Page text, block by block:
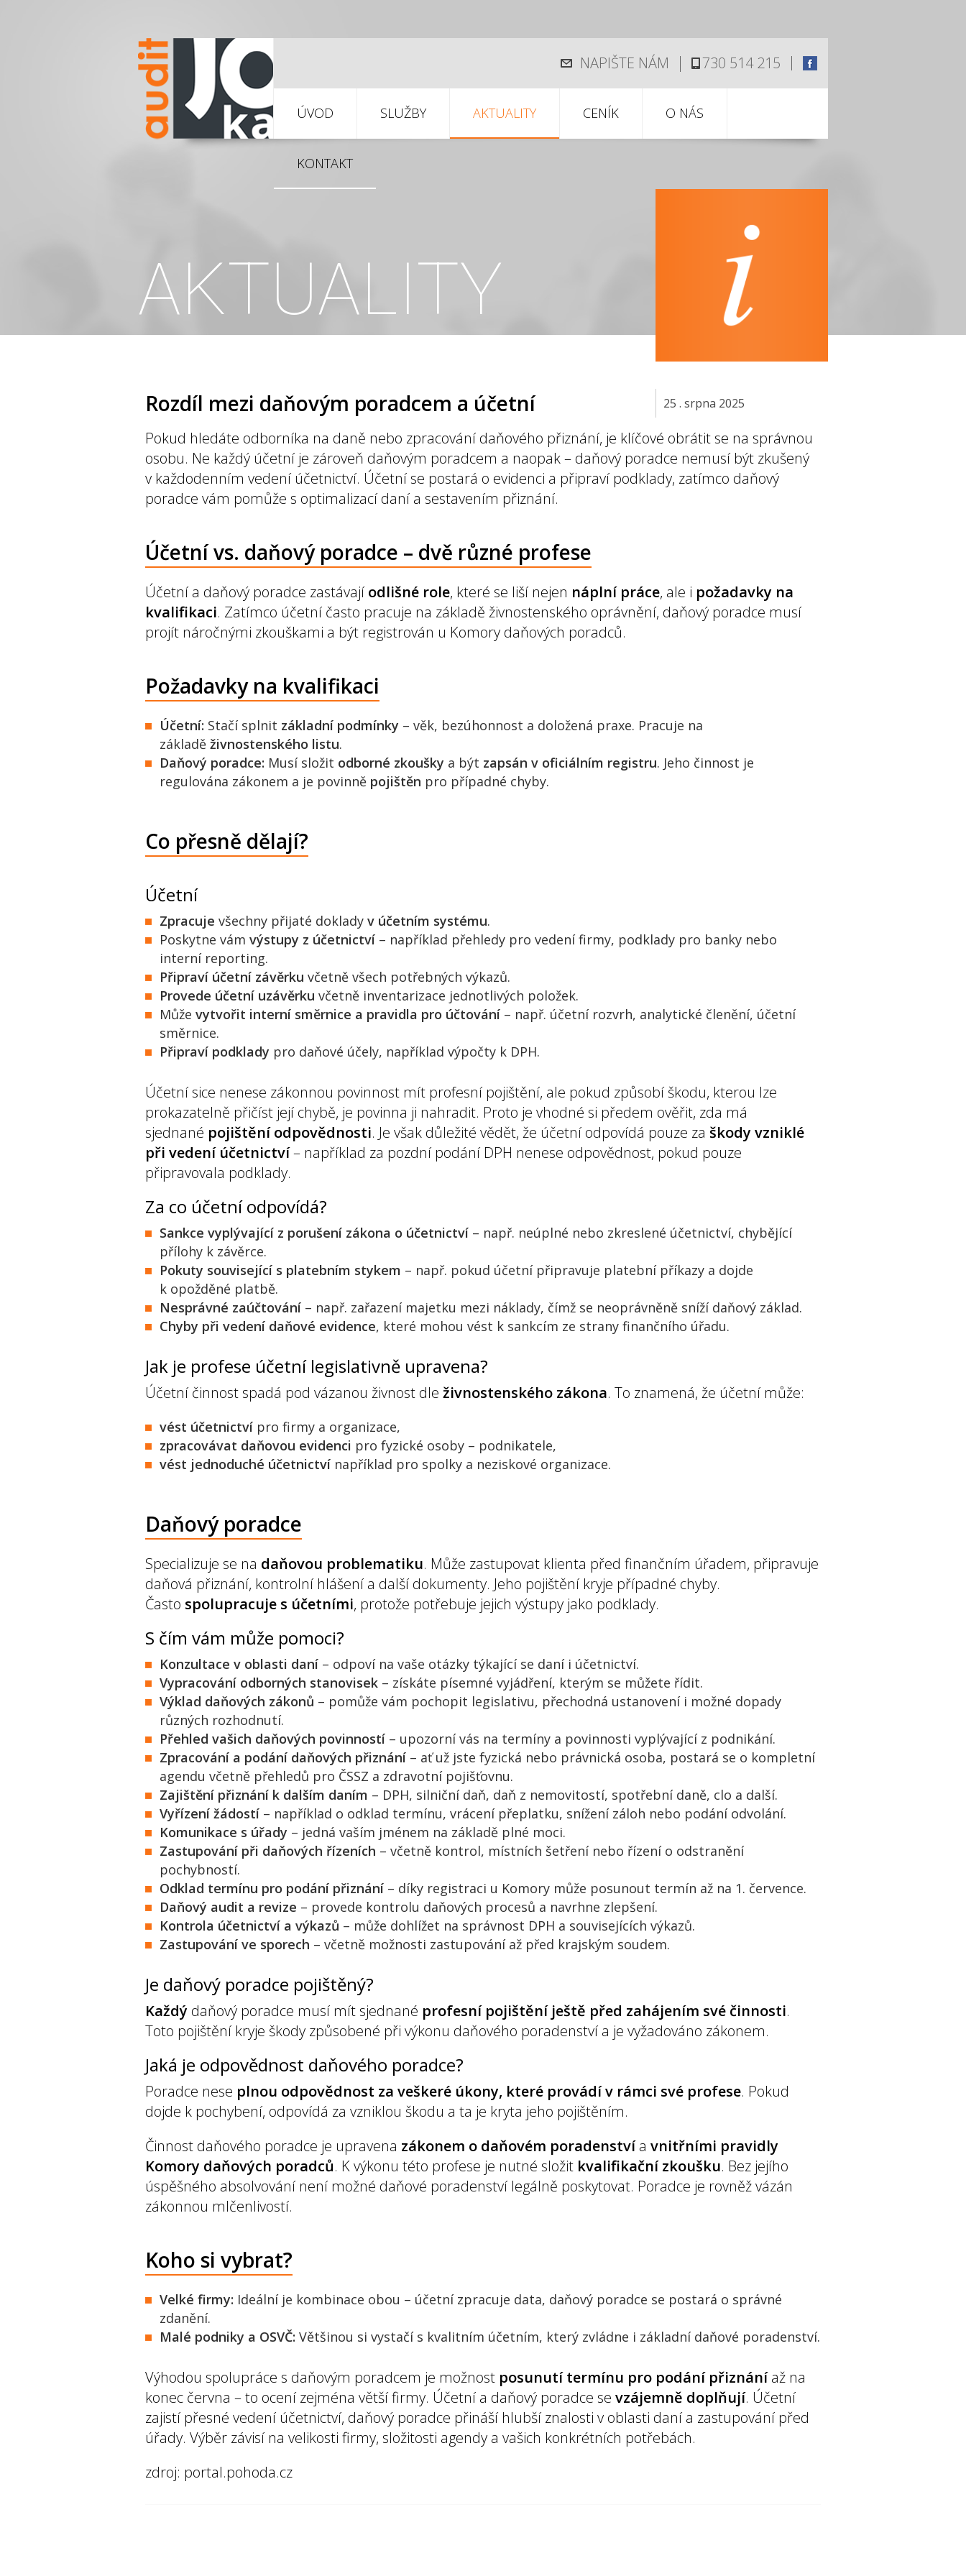
NAPIŠTE NÁM 730 514 215
ÚVOD SLUŽBY AKTUALITY CENÍK O NÁS
KONTAKT
AKTUALITY
Rozdíl mezi daňovým poradcem a účetní 25 . srpna 2025
Pokud hledáte odborníka na daně nebo zpracování daňového přiznání, je klíčové obrátit se na správnou
osobu. Ne každý účetní je zároveň daňovým poradcem a naopak – daňový poradce nemusí být zkušený
v každodenním vedení účetnictví. Účetní se postará o evidenci a připraví podklady, zatímco daňový
poradce vám pomůže s optimalizací daní a sestavením přiznání.
Účetní vs. daňový poradce – dvě různé profese
Účetní a daňový poradce zastávají odlišné role, které se liší nejen náplní práce, ale i požadavky na
kvalifikaci. Zatímco účetní často pracuje na základě živnostenského oprávnění, daňový poradce musí
projít náročnými zkouškami a být registrován u Komory daňových poradců.
Požadavky na kvalifikaci
Účetní: Stačí splnit základní podmínky – věk, bezúhonnost a doložená praxe. Pracuje na
základě živnostenského listu.
Daňový poradce: Musí složit odborné zkoušky a být zapsán v oficiálním registru. Jeho činnost je
regulována zákonem a je povinně pojištěn pro případné chyby.
Co přesně dělají?
Účetní
Zpracuje všechny přijaté doklady v účetním systému.
Poskytne vám výstupy z účetnictví – například přehledy pro vedení firmy, podklady pro banky nebo
interní reporting.
Připraví účetní závěrku včetně všech potřebných výkazů.
Provede účetní uzávěrku včetně inventarizace jednotlivých položek.
Může vytvořit interní směrnice a pravidla pro účtování – např. účetní rozvrh, analytické členění, účetní
směrnice.
Připraví podklady pro daňové účely, například výpočty k DPH.
Účetní sice nenese zákonnou povinnost mít profesní pojištění, ale pokud způsobí škodu, kterou lze
prokazatelně přičíst její chybě, je povinna ji nahradit. Proto je vhodné si předem ověřit, zda má
sjednané pojištění odpovědnosti. Je však důležité vědět, že účetní odpovídá pouze za škody vzniklé
při vedení účetnictví– například za pozdní podání DPH nenese odpovědnost, pokud pouze
připravovala podklady.
Za co účetní odpovídá?
Sankce vyplývající z porušení zákona o účetnictví – např. neúplné nebo zkreslené účetnictví, chybějící
přílohy k závěrce.
Pokuty související s platebním stykem – např. pokud účetní připravuje platební příkazy a dojde
k opožděné platbě.
Nesprávné zaúčtování – např. zařazení majetku mezi náklady, čímž se neoprávněně sníží daňový základ.
Chyby při vedení daňové evidence, které mohou vést k sankcím ze strany finančního úřadu.
Jak je profese účetní legislativně upravena?
Účetní činnost spadá pod vázanou živnost dle živnostenského zákona. To znamená, že účetní může:
vést účetnictví pro firmy a organizace,
zpracovávat daňovou evidenci pro fyzické osoby – podnikatele,
vést jednoduché účetnictví například pro spolky a neziskové organizace.
Daňový poradce
Specializuje se na daňovou problematiku. Může zastupovat klienta před finančním úřadem, připravuje
daňová přiznání, kontrolní hlášení a další dokumenty. Jeho pojištění kryje případné chyby.
Často spolupracuje s účetními, protože potřebuje jejich výstupy jako podklady.
S čím vám může pomoci?
Konzultace v oblasti daní – odpoví na vaše otázky týkající se daní i účetnictví.
Vypracování odborných stanovisek – získáte písemné vyjádření, kterým se můžete řídit.
Výklad daňových zákonů – pomůže vám pochopit legislativu, přechodná ustanovení i možné dopady
různých rozhodnutí.
Přehled vašich daňových povinností – upozorní vás na termíny a povinnosti vyplývající z podnikání.
Zpracování a podání daňových přiznání – ať už jste fyzická nebo právnická osoba, postará se o kompletní
agendu včetně přehledů pro ČSSZ a zdravotní pojišťovnu.
Zajištění přiznání k dalším daním – DPH, silniční daň, daň z nemovitostí, spotřební daně, clo a další.
Vyřízení žádostí – například o odklad termínu, vrácení přeplatku, snížení záloh nebo podání odvolání.
Komunikace s úřady – jedná vaším jménem na základě plné moci.
Zastupování při daňových řízeních – včetně kontrol, místních šetření nebo řízení o odstranění
pochybností.
Odklad termínu pro podání přiznání – díky registraci u Komory může posunout termín až na 1. července.
Daňový audit a revize – provede kontrolu daňových procesů a navrhne zlepšení.
Kontrola účetnictví a výkazů – může dohlížet na správnost DPH a souvisejících výkazů.
Zastupování ve sporech – včetně možnosti zastupování až před krajským soudem.
Je daňový poradce pojištěný?
Každý daňový poradce musí mít sjednané profesní pojištění ještě před zahájením své činnosti.
Toto pojištění kryje škody způsobené při výkonu daňového poradenství a je vyžadováno zákonem.
Jaká je odpovědnost daňového poradce?
Poradce nese plnou odpovědnost za veškeré úkony, které provádí v rámci své profese. Pokud
dojde k pochybení, odpovídá za vzniklou škodu a ta je kryta jeho pojištěním.
Činnost daňového poradce je upravena zákonem o daňovém poradenstvía vnitřními pravidly
Komory daňových poradců. K výkonu této profese je nutné složit kvalifikační zkoušku. Bez jejího
úspěšného absolvování není možné daňové poradenství legálně poskytovat. Poradce je rovněž vázán
zákonnou mlčenlivostí.
Koho si vybrat?
Velké firmy: Ideální je kombinace obou – účetní zpracuje data, daňový poradce se postará o správné
zdanění.
Malé podniky a OSVČ: Většinou si vystačí s kvalitním účetním, který zvládne i základní daňové poradenství.
Výhodou spolupráce s daňovým poradcem je možnost posunutí termínu pro podání přiznáníaž na
konec června – to ocení zejména větší firmy. Účetní a daňový poradce se vzájemně doplňují. Účetní
zajistí přesné vedení účetnictví, daňový poradce přináší hlubší znalosti v oblasti daní a zastupování před
úřady. Výběr závisí na velikosti firmy, složitosti agendy a vašich konkrétních potřebách.
zdroj: portal.pohoda.cz